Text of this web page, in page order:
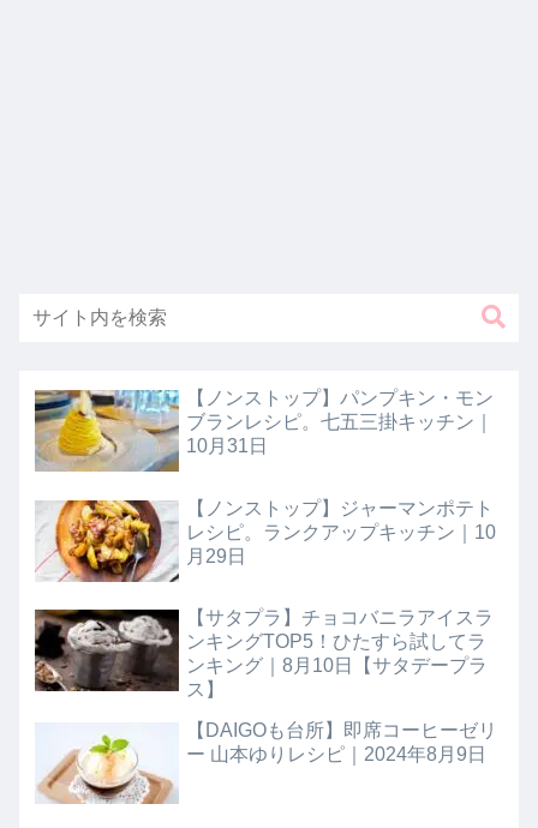
【ノンストップ】パンプキン・モン
ブランレシピ。七五三掛キッチン｜
10月31日
【ノンストップ】ジャーマンポテト
レシピ。ランクアップキッチン｜10
月29日
【サタプラ】チョコバニラアイスラ
ンキングTOP5！ひたすら試してラ
ンキング｜8月10日【サタデープラ
ス】
【DAIGOも台所】即席コーヒーゼリ
ー 山本ゆりレシピ｜2024年8月9日